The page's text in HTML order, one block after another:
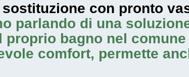
sostituzione con pronto
parlando di una
bagno nel comune
comfort, permette